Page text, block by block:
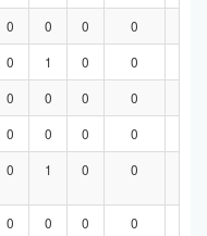
0 0 0 0
0 1 0 0
0 0 0 0
0 0 0 0
0 1 0 0
0 0 0 0